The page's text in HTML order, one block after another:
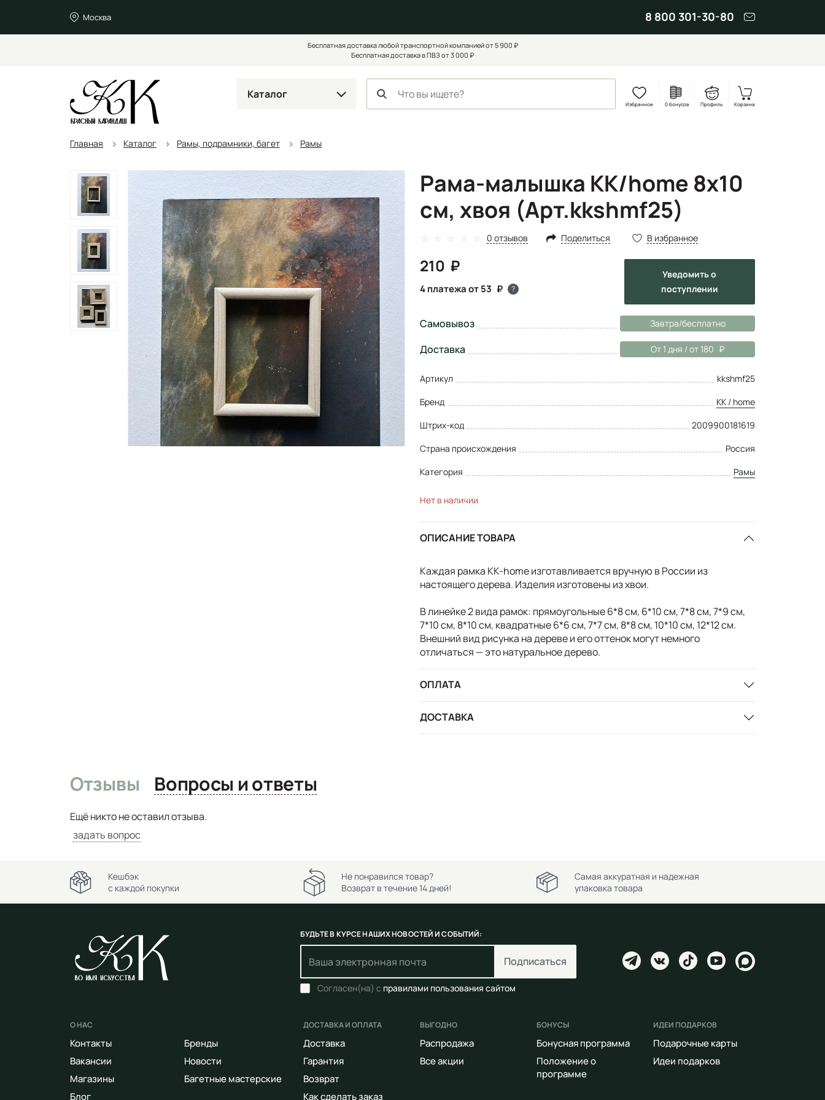
Москва 8 800 301-30-80
Бесплатная доставка любой транспортной компанией от 5 900 ₽
Бесплатная доставка в ПВЗ от 3 000 ₽
Каталог
Избранное 0 бонусов Профиль Корзина
Главная Каталог Рамы, подрамники, багет Рамы
Рама-малышка KK/home 8х10
см, хвоя (Арт.kkshmf25)
0 отзывов Поделиться В избранное
210
4 платежа от 53 ?
Уведомитьо
поступлении
Самовывоз Завтра/бесплатно
Доставка От 1 дня / от 180
Артикул
kkshmf25
Бренд
KK / home
Штрих-код
2009900181619
Страна происхождения
Россия
Категория
Рамы
Нет в наличии
ОПИСАНИЕ ТОВАРА
Каждая рамка KK-home изготавливается вручную в России из
настоящего дерева. Изделия изготовены из хвои.
В линейке 2 вида рамок: прямоугольные 6*8 см, 6*10 см, 7*8 см, 7*9 см,
7*10 см, 8*10 см, квадратные 6*6 см, 7*7 см, 8*8 см, 10*10 см, 12*12 см.
Внешний вид рисунка на дереве и его оттенок могут немного
отличаться — это натуральное дерево.
ОПЛАТА
ДОСТАВКА
Отзывы Вопросы и ответы
Ещё никто не оставил отзыва.
задать вопрос
Кешбэк
с каждой покупки
Не понравился товар?
Возврат в течение 14 дней!
Самая аккуратная и надежная
упаковка товара
БУДЬТЕ В КУРСЕ НАШИХ НОВОСТЕЙ И СОБЫТИЙ:
Подписаться
Согласен(на) с правилами пользования сайтом
О НАС
Контакты
Вакансии
Магазины
Блог
Бренды
Новости
Багетные мастерские
ДОСТАВКА И ОПЛАТА
Доставка
Гарантия
Возврат
Как сделать заказ
ВЫГОДНО
Распродажа
Все акции
БОНУСЫ
Бонусная программа
Положение о
программе
ИДЕИ ПОДАРКОВ
Подарочные карты
Идеи подарков